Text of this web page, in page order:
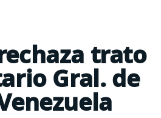
trato
Gral. de